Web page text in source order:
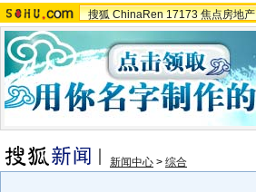
搜狐 ChinaRen 17173 焦点房地产
新闻中心 > 综合